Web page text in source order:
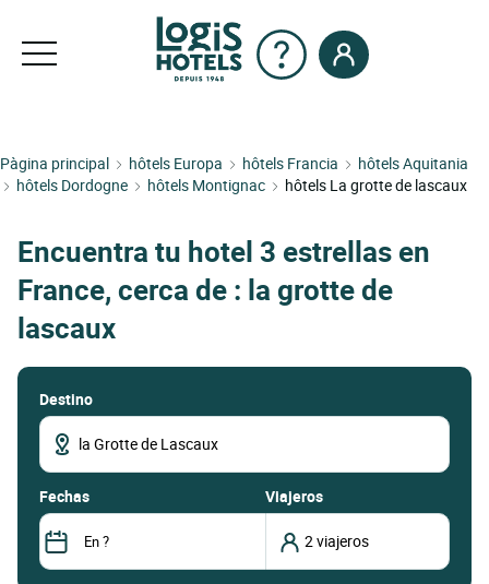
Pàgina principal hôtels Europa hôtels Francia
hôtels Aquitania
hôtels Dordogne
hôtels Montignac hôtels La grotte de lascaux
Encuentra tu hotel 3 estrellas en
France, cerca de : la grotte de
lascaux
Destino
fechas Viajeros